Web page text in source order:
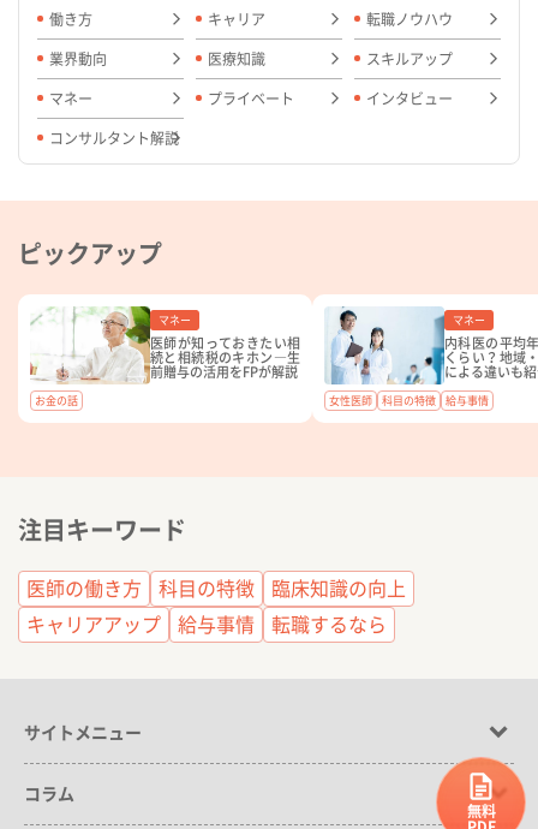
ピックアップ
マネー
医師が知っておきたい相
続と相続税のキホン―生
前贈与の活用をFPが解説
お金の話
マネー
内科医の平均
くらい？地域
による違いも
女性医師 科目の特徴 給与事情
注目キーワード
医師の働き方 科目の特徴
臨床知識の向上
キャリアアップ
給与事情 転職するなら
働き方 キャリア 転職ノウハウ
業界動向 医療知識 スキルアップ
マネー プライベート インタビュー
コンサルタント解説
サイトメニュー
コラム
無料
PDF